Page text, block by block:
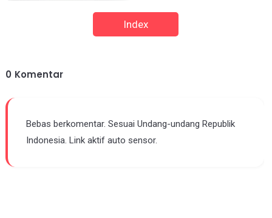
Index
0 Komentar
Bebas berkomentar. Sesuai Undang-undang Republik
Indonesia. Link aktif auto sensor.